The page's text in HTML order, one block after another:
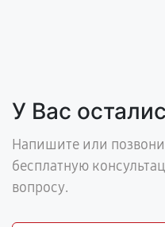
У Вас
Напишите или
бесплатную
вопросу.